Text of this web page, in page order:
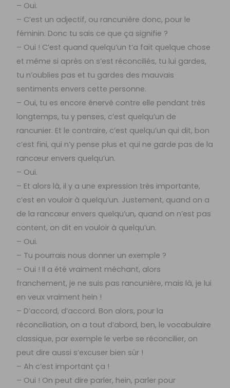
– Oui.
– C’est un adjectif, ou rancunière donc, pour le
féminin. Donc tu sais ce que ça signifie ?
– Oui ! C’est quand quelqu’un t’a fait quelque chose
et même si après on s’est réconciliés, tu lui gardes,
tu n’oublies pas et tu gardes des mauvais
sentiments envers cette personne.
– Oui, tu es encore énervé contre elle pendant très
longtemps, tu y penses, c’est quelqu’un de
rancunier. Et le contraire, c’est quelqu’un qui dit, bon
c’est fini, qui n’y pense plus et qui ne garde pas de la
rancœur envers quelqu’un.
– Oui.
– Et alors là, il y a une expression très importante,
c’est en vouloir à quelqu’un. Justement, quand on a
de la rancœur envers quelqu’un, quand on n’est pas
content, on dit en vouloir à quelqu’un.
– Oui.
– Tu pourrais nous donner un exemple ?
– Oui ! Il a été vraiment méchant, alors
franchement, je ne suis pas rancunière, mais là, je lui
en veux vraiment hein !
– D’accord, d’accord. Bon alors, pour la
réconciliation, on a tout d’abord, ben, le vocabulaire
classique, par exemple le verbe se réconcilier, on
peut dire aussi s’excuser bien sûr !
– Ah c’est important ça !
– Oui ! On peut dire parler, hein, parler pour